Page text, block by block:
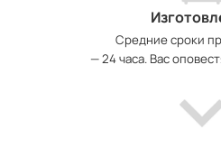
Средние сроки
— 24 часа. Вас